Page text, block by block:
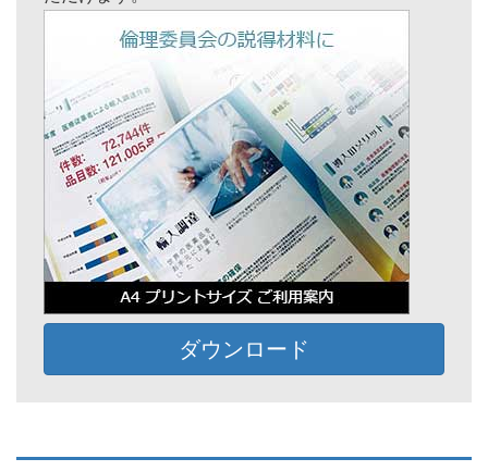
ダウンロード